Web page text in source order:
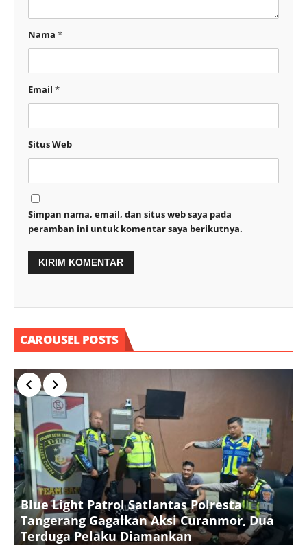
Nama *
Email *
Situs Web
Simpan nama, email, dan situs web saya pada
peramban ini untuk komentar saya berikutnya.
CAROUSEL POSTS
Blue Light Patrol Satlantas Polresta
Tangerang Gagalkan Aksi Curanmor, Dua
Terduga Pelaku Diamankan